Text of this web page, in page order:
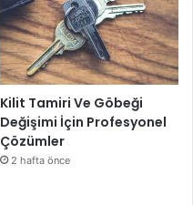
Kilit Tamiri Ve Göbeği
Değişimi İçin Profesyonel
Çözümler
2 hafta önce